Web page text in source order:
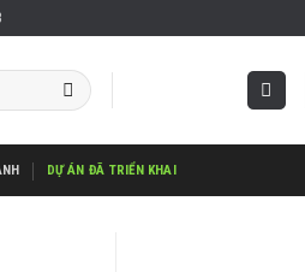
DỰ ÁN ĐÃ TRIỂN KHAI